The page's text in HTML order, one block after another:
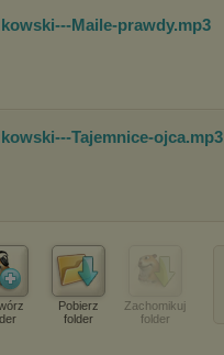
Maile-prawdy.mp3
Tajemnice-ojca.mp3
Pobierz
folder
Zachomikuj
folder